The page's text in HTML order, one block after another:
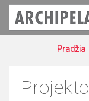
Eiti
turinio
Archipelag
Namų projektai
Pradžia
Projekto